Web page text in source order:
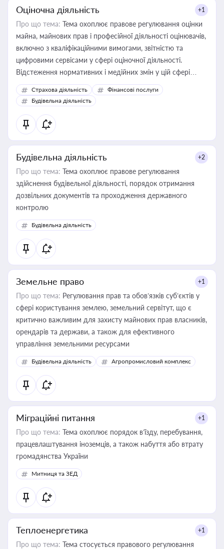
Оціночна діяльність +1
Про що тема: Тема охоплює правове регулювання оцінки
майна, майнових прав і професійної діяльності оцінювачів,
включно з кваліфікаційними вимогами, звітністю та
цифровими сервісами у сфері оціночної діяльності.
Відстеження нормативних і медійних змін у цій сфері
корисне для власника бізнесу, керівника, юриста або
бухгалтера під час оподаткування, приватизації, оренди
державного майна, корпоративних угод і перевірки
статусу суб'єктів оціночної діяльності
Страхова діяльність
Фінансові послуги
Будівельна діяльність
Будівельна діяльність +2
Про що тема: Тема охоплює правове регулювання
здійснення будівельної діяльності, порядок отримання
дозвільних документів та проходження державного
контролю
Будівельна діяльність
Земельне право +1
Про що тема: Регулювання прав та обов’язків суб’єктів у
сфері користування землею, земельний сервітут, що є
критично важливим для захисту майнових прав власників,
орендарів та держави, а також для ефективного
управління земельними ресурсами
Будівельна діяльність Агропромисловий комплекс
Міграційні питання +1
Про що тема: Тема охоплює порядок в’їзду, перебування,
працевлаштування іноземців, а також набуття або втрату
громадянства України
Митниця та ЗЕД
Теплоенергетика +1
Про що тема: Тема стосується правового регулювання